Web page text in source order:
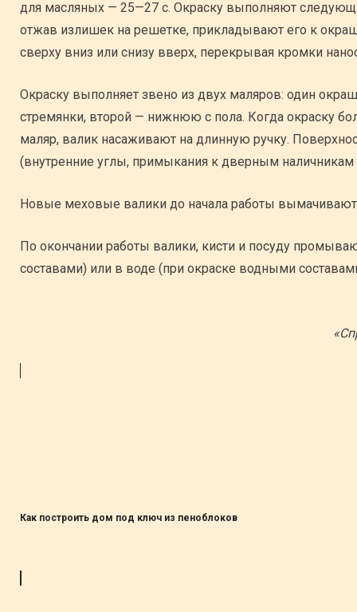
для масляных — 25—27 с. Окраску выполняют
отжав излишек на решетке, прикладывают его к
сверху вниз или снизу вверх, перекрывая кромки
Окраску выполняет звено из двух маляров: один
стремянки, второй — нижнюю с пола. Когда окраску
маляр, валик насаживают на длинную ручку.
(внутренние углы, примыкания к дверным
Новые меховые валики до начала работы вымачивают
По окончании работы валики, кисти и посуду
составами) или в воде (при окраске водными
Как построить дом под ключ из пеноблоков